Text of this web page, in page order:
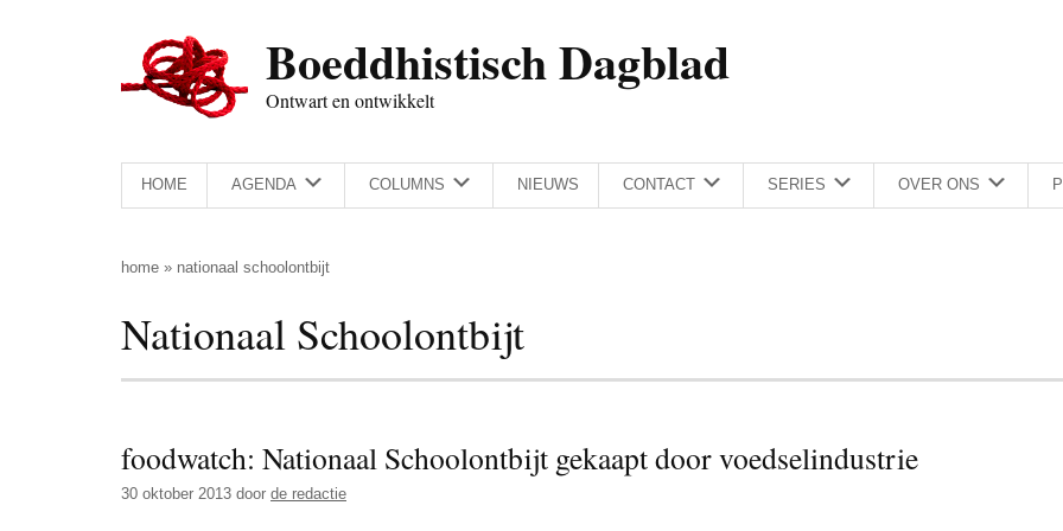
Boeddhistisch Dagblad
Ontwart en ontwikkelt
HOME AGENDA COLUMNS NIEUWS CONTACT SERIES OVER ONS
home » nationaal schoolontbijt
Nationaal Schoolontbijt
foodwatch: Nationaal Schoolontbijt gekaapt door voedselindustrie
30 oktober 2013 door de redactie